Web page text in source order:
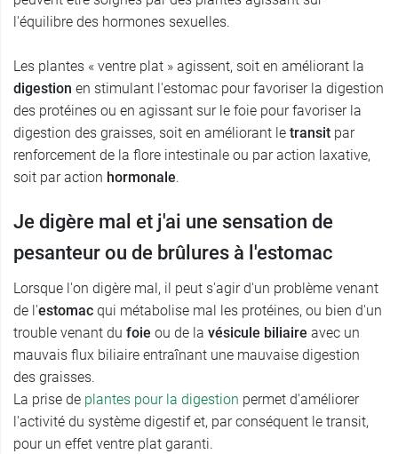
l'équilibre des hormones sexuelles.
Les plantes « ventre plat » agissent, soit en améliorant la
digestion en stimulant l'estomac pour favoriser la digestion
des protéines ou en agissant sur le foie pour favoriser la
digestion des graisses, soit en améliorant le transit par
renforcement de la flore intestinale ou par action laxative,
soit par action hormonale.
Je digère mal et j'ai une sensation de
pesanteur ou de brûlures à l'estomac
Lorsque l'on digère mal, il peut s'agir d'un problème venant
de l'estomac qui métabolise mal les protéines, ou bien d'un
trouble venant du foie ou de la vésicule biliaire avec un
mauvais flux biliaire entraînant une mauvaise digestion
des graisses.
La prise de plantes pour la digestion permet d'améliorer
l'activité du système digestif et, par conséquent le transit,
pour un effet ventre plat garanti.